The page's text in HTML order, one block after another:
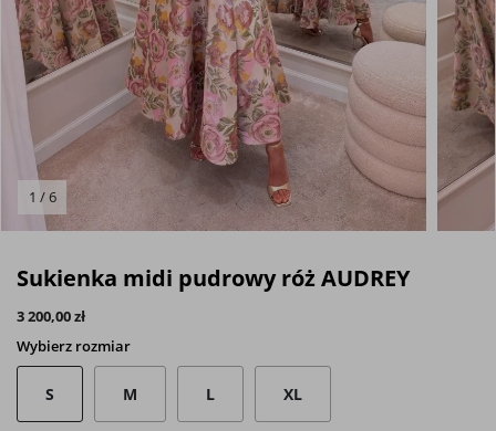
1 / 6
Sukienka midi pudrowy róż AUDREY
3 200,00 zł
Wybierz rozmiar
S M L XL